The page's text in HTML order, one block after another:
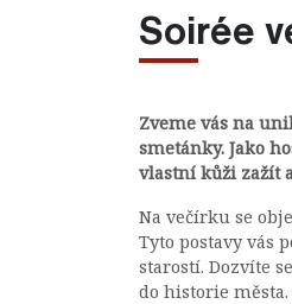
Soirée
Zveme vás na
smetánky. Jako
vlastní kůži zažít
Na večírku se
Tyto postavy vás
starostí. Dozvíte
do historie